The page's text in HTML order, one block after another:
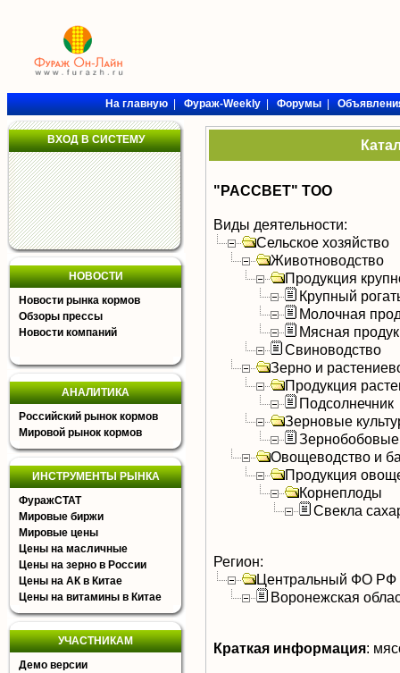
На главную|Фураж-Weekly|Форумы|
ВХОД В СИСТЕМУ
НОВОСТИ
Новости рынка кормов
Обзоры прессы
Новости компаний
АНАЛИТИКА
Российский рынок кормов
Мировой рынок кормов
ИНСТРУМЕНТЫ РЫНКА
ФуражСТАТ
Мировые биржи
Мировые цены
Цены на масличные
Цены на зерно в России
Цены на АК в Китае
Цены на витамины в Китае
УЧАСТНИКАМ
Демо версии
"РАССВЕТ" ТОО
Виды деятельности:
Сельское хозяйство
Животноводство
Продукция
Крупный
Молочная
Мясная
Свиноводство
Зерно и
Продукция
Подсолнечник
Зерновые
Зернобобовые
Овощеводство и
Продукция
Корнеплоды
Свекла
Регион:
Центральный ФО РФ
Воронежская
Краткая информация: